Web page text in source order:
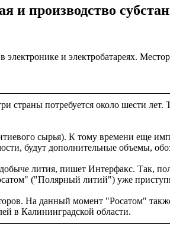
и производство
и электробатареях.
страны потребуется около шести
сырья). К тому времени еще
будут дополнительные объемы,
лития, пишет Интерфакс. Так,
("Полярный литий") уже
На данный момент "Росатом" также
в Калининградской области.